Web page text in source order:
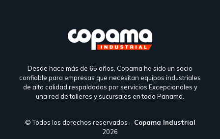
Desde hace más de 65 años, Copama ha sido un socio
confiable para empresas que necesitan equipos industriales
de alta calidad respaldados por servicios Excepcionales y
una red de talleres y sucursales en todo Panamá.
© Todos los derechos reservados – Copama Industrial
2026